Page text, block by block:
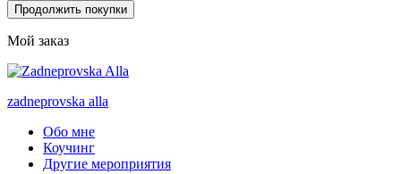
Продолжить покупки
Мой заказ
zadneprovska alla
Обо мне
Коучинг
Другие мероприятия